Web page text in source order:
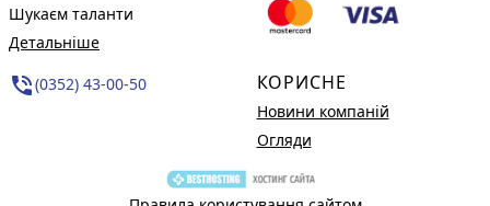
Шукаєм таланти
Детальніше
phone_in_talk(0352) 43-00-50 КОРИСНЕ
Новини компаній
Огляди